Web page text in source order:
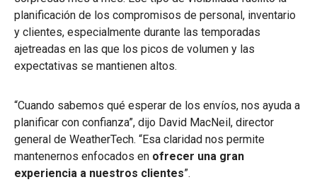
planificación de los compromisos de personal, inventario
y clientes, especialmente durante las temporadas
ajetreadas en las que los picos de volumen y las
expectativas se mantienen altos.
“Cuando sabemos qué esperar de los envíos, nos ayuda a
planificar con confianza”, dijo David MacNeil, director
general de WeatherTech. “Esa claridad nos permite
mantenernos enfocados en ofrecer una gran
experiencia a nuestros clientes”.